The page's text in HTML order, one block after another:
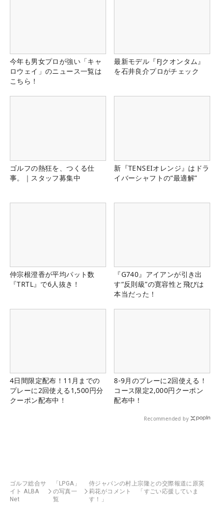
今年も男女プロが強い「キャ
ロウェイ」のニュース一覧は
こちら！
最新モデル『FJクオンタム』
を石井良介プロがチェック
ゴルフの熱狂を、つくる仕
事。｜スタッフ募集中
新『TENSEIオレンジ』はドラ
イバーシャフトの“最適解”
仲宗根澄香が平均パット数
『TRTL』で6人抜き！
『G740』アイアンが引き出
す“反則級”の寛容性と飛びは
本当だった！
4日間限定配布！11月までの
プレーに2回使える1,500円分
クーポン配布中！
8-9月のプレーに2回使える！
コース限定2,000円クーポン
配布中！
Recommended by
ゴルフ総合サ
イト ALBA
Net
「LPGA」
の写真一
覧
侍ジャパンの村上宗隆との交際報道に原英
莉花がコメント 「すごい応援していま
す！」